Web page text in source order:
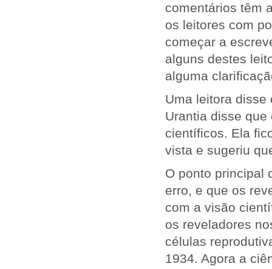
comentários têm
os leitores com
começar a
alguns destes
alguma
Uma leitora disse
Urantia disse
científicos. Ela
vista e sugeriu
O ponto principal
erro, e que os
com a visão
os reveladores
células
1934. Agora a